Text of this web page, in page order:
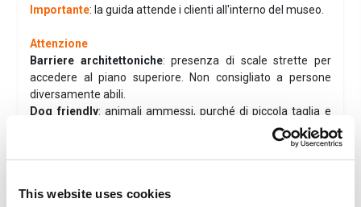
This website uses cookies
Importante: la guida attende i clienti all'interno del museo.
Attenzione
Barriere architettoniche: presenza di scale strette per
accedere al piano superiore. Non consigliato a persone
diversamente abili.
Dog friendly: animali ammessi, purché di piccola taglia e